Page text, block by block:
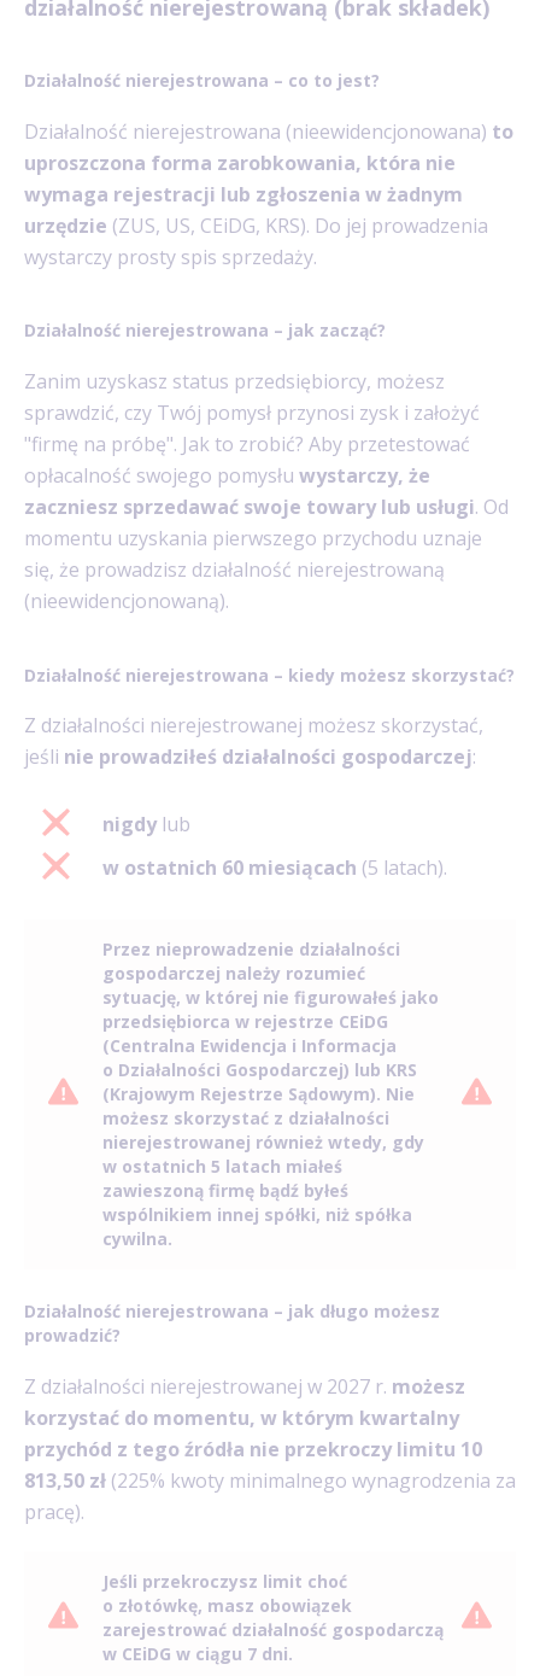
działalność nierejestrowaną (brak składek)
Działalność nierejestrowana – co to jest?
Działalność nierejestrowana (nieewidencjonowana) to
uproszczona forma zarobkowania, która nie
wymaga rejestracji lub zgłoszenia w żadnym
urzędzie (ZUS, US, CEiDG, KRS). Do jej prowadzenia
wystarczy prosty spis sprzedaży.
Działalność nierejestrowana – jak zacząć?
Zanim uzyskasz status przedsiębiorcy, możesz
sprawdzić, czy Twój pomysł przynosi zysk i założyć
"firmę na próbę". Jak to zrobić? Aby przetestować
opłacalność swojego pomysłu wystarczy, że
zaczniesz sprzedawać swoje towary lub usługi. Od
momentu uzyskania pierwszego przychodu uznaje
się, że prowadzisz działalność nierejestrowaną
(nieewidencjonowaną).
Działalność nierejestrowana – kiedy możesz skorzystać?
Z działalności nierejestrowanej możesz skorzystać,
jeśli nie prowadziłeś działalności gospodarczej:
nigdylub
w ostatnich 60 miesiącach (5 latach).
Przez nieprowadzenie działalności
gospodarczej należy rozumieć
sytuację, w której nie figurowałeś jako
przedsiębiorca w rejestrze CEiDG
(Centralna Ewidencja i Informacja
o Działalności Gospodarczej) lub KRS
(Krajowym Rejestrze Sądowym). Nie
możesz skorzystać z działalności
nierejestrowanej również wtedy, gdy
w ostatnich 5 latach miałeś
zawieszoną firmę bądź byłeś
wspólnikiem innej spółki, niż spółka
cywilna.
Działalność nierejestrowana – jak długo możesz
prowadzić?
Z działalności nierejestrowanej w 2027 r. możesz
korzystać do momentu, w którym kwartalny
przychód z tego źródła nie przekroczy limitu 10
813,50 zł (225% kwoty minimalnego wynagrodzenia za
pracę).
Jeśli przekroczysz limit choć
o złotówkę, masz obowiązek
zarejestrować działalność gospodarczą
w CEiDG w ciągu 7 dni.